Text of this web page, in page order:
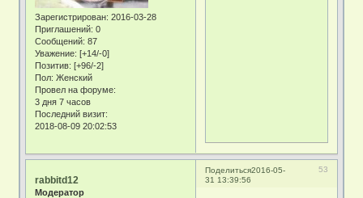
Зарегистрирован: 2016-03-28
Приглашений: 0
Сообщений: 87
Уважение: [+14/-0]
Позитив: [+96/-2]
Пол: Женский
Провел на форуме:
3 дня 7 часов
Последний визит:
2018-08-09 20:02:53
Поделиться 53
2016-05-
31 13:39:56
rabbitd12
Модератор